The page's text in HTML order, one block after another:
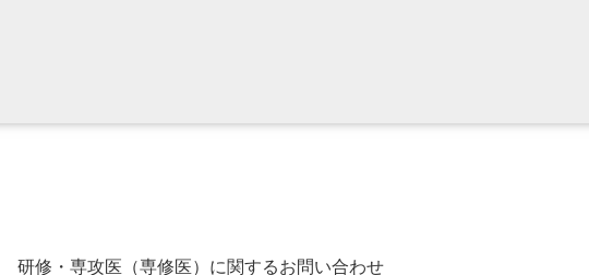
研修・専攻医（専修医）に関するお問い合わせ